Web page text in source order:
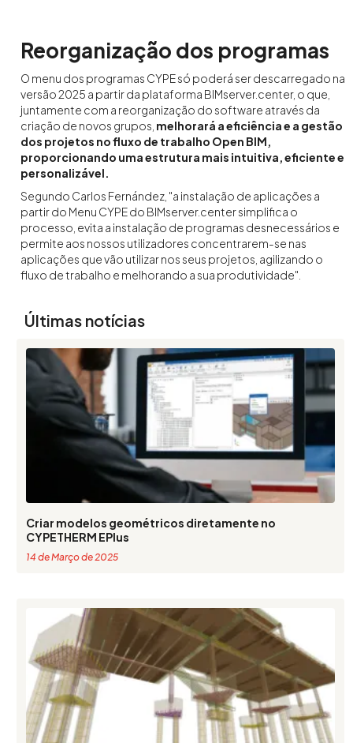
Reorganização dos programas
O menu dos programas CYPE só poderá ser descarregado na
versão 2025 a partir da plataforma BIMserver.center, o que,
juntamente com a reorganização do software através da
criação de novos grupos, melhorará a eficiência e a gestão
dos projetos no fluxo de trabalho Open BIM,
proporcionando uma estrutura mais intuitiva, eficiente e
personalizável.
Segundo Carlos Fernández, "a instalação de aplicações a
partir do Menu CYPE do BIMserver.center simplifica o
processo, evita a instalação de programas desnecessários e
permite aos nossos utilizadores concentrarem-se nas
aplicações que vão utilizar nos seus projetos, agilizando o
fluxo de trabalho e melhorando a sua produtividade".
Últimas notícias
Criar modelos geométricos diretamente no
CYPETHERM EPlus
14 de Março de 2025